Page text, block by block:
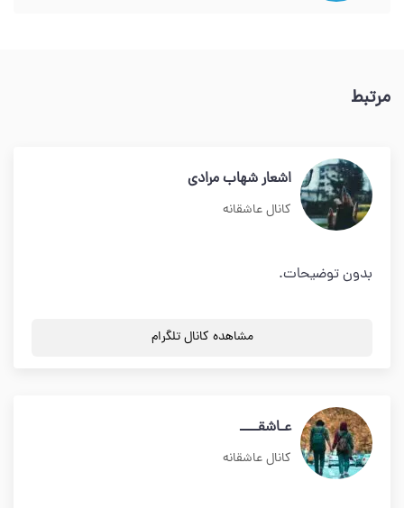
مرتبط
اشعار شهاب مرادی
کانال عاشقانه
بدون توضیحات.
مشاهده کانال تلگرام
عـاشقــــ
کانال عاشقانه